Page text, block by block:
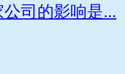
司的影响是...